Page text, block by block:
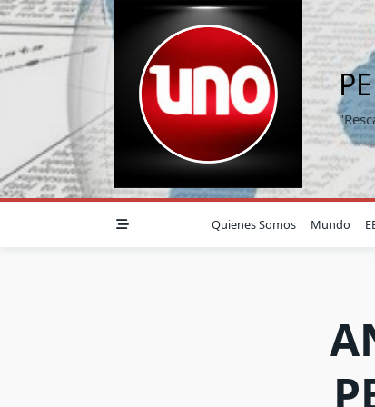
Saltar
al
contenido
Quienes Somos Mundo